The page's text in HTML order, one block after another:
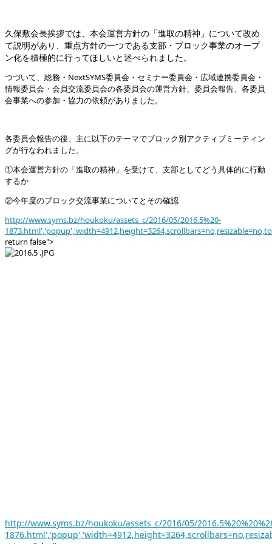
久保敷会長挨拶では、本会運営方針の「進取の精神」について改め
て説明があり、重点方針の一つである支部・ブロック事業のオープ
ン化を積極的に行ってほしいと述べられました。
つづいて、総務・NextSYMS委員会・セミナー委員会・広域連携委員会・
情報委員会・会員交流委員会の各委員会の運営方針、委員会報告、各委員
会事業への参加・協力の依頼がありました。
各委員会報告の後、主に以下のテーマでブロック別アクティブミーティン
グが行なわれました。
①本会運営方針の「進取の精神」を受けて、支部としてどう具体的に行動
するか
②今年度のブロック交流事業についてとその確認
http://www.syms.bz/houkoku/assets_c/2016/05/2016.5%20-
return false">
http://www.syms.bz/houkoku/assets_c/2016/05/